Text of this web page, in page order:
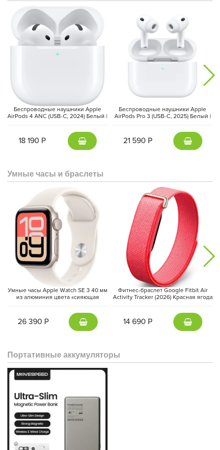
В обоих смартфонах также имеется встроенный термометр в
районе камеры. Программные функции остаются такими же,
как у обычного Pixel 9.
Беспроводные наушники Apple
AirPods 4 ANC (USB-C, 2024) Белый |
18 190 Р
Беспроводные наушники Apple
AirPods Pro 3 (USB-C, 2025) Белый |
21 590 Р
Умные часы и браслеты
Умные часы Apple Watch SE 3 40 мм
из алюминия цвета «сияющая
«сияющая звезда» (S/M)
26 390 Р
Фитнес-браслет Google Fitbit Air
Activity Tracker (2026) Красная ягода
14 690 Р
Портативные аккумуляторы